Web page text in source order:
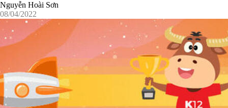
bị nào?Trả lời: Bạn có thể tham gia đấu trường bằng ...
Nguyễn Hoài Sơn
08/04/2022